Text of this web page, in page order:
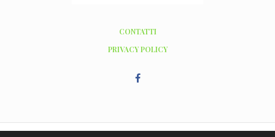
CONTATTI
PRIVACY POLICY